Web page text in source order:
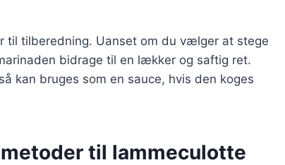
til tilberedning. Uanset om du vælger at stege
bidrage til en lækker og saftig ret.
kan bruges som en sauce, hvis den koges
til lammeculotte